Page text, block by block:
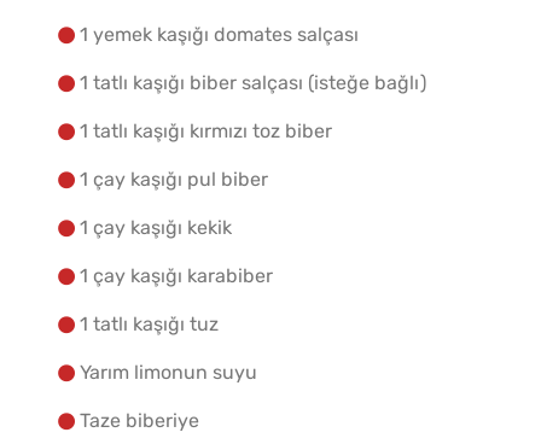
1 yemek kaşığı domates salçası
1 tatlı kaşığı biber salçası (isteğe bağlı)
1 tatlı kaşığı kırmızı toz biber
1 çay kaşığı pul biber
1 çay kaşığı kekik
1 çay kaşığı karabiber
1 tatlı kaşığı tuz
Yarım limonun suyu
Taze biberiye